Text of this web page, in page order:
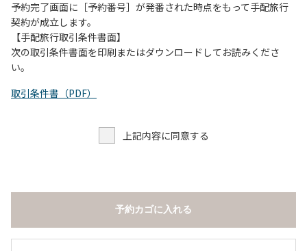
（２）雨が降ったときは川原で遊ばない。
（３）カムイコタン公園キャンプ場で雨が降らなくても、上
流で雨が降り急に増水することがあるので、水の濁りに注意
し、濁り始めたときには直ちに川原での遊びを中止する。
（４）キャンプ場の管理者や地元住民から川についての注意
予約完了画面に［予約番号］が発番された時点をもって手配旅行
契約が成立します。
【手配旅行取引条件書面】
次の取引条件書面を印刷またはダウンロードしてお読みくださ
い。
取引条件書（PDF）
上記内容に同意する
予約カゴに入れる